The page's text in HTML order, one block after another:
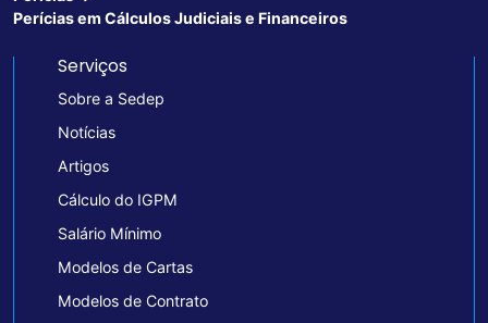
Perícias em Cálculos Judiciais e Financeiros
Serviços
Sobre a Sedep
Notícias
Artigos
Cálculo do IGPM
Salário Mínimo
Modelos de Cartas
Modelos de Contrato